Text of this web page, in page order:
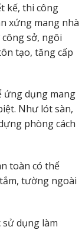
kế, thi công
xứng mang nhà
sở, ngôi
tạo, tăng cấp
ứng dụng mang
Như lót sàn,
phòng cách
toàn có thể
tường ngoài
dụng làm